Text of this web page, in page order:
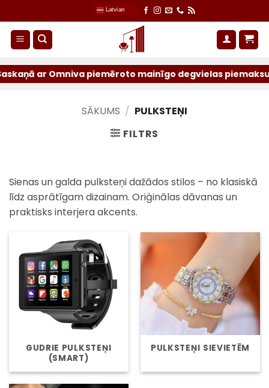
to
content
Latvian
ar Omniva piemēroto mainīgo degvielas piemaksu
SĀKUMS / PULKSTEŅI
FILTRS
Sienas un galda pulksteņi dažādos stilos – no klasiskā
līdz asprātīgam dizainam. Oriģinālas dāvanas un
praktisks interjera akcents.
GUDRIE PULKSTEŅI
(SMART)
PULKSTEŅI SIEVIETĒM